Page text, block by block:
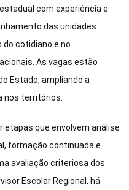
com experiência e
das unidades
cotidiano e no
As vagas estão
Estado, ampliando a
nos territórios.
que envolvem análise
formação continuada e
avaliação criteriosa dos
Escolar Regional, há